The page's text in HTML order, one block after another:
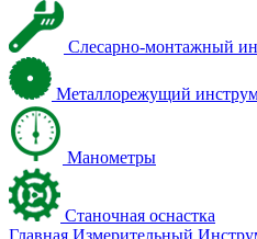
Слесарно-монтажный
Металлорежущий
Манометры
Станочная оснастка
Главная Измерительный